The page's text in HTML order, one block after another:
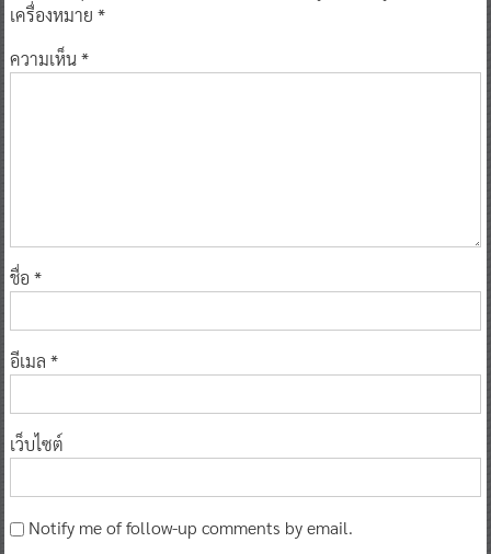
เครื่องหมาย *
ความเห็น*
ชื่อ *
อีเมล *
เว็บไซต์
Notify me of follow-up comments by email.